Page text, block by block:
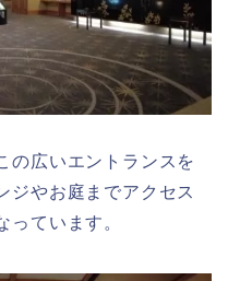
の広いエントランスを
ジやお庭までアクセス
っています。